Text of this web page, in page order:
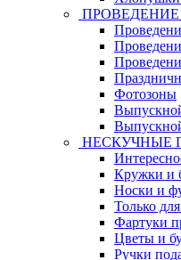
Фотозоны
НЕСКУЧНЫЕ
Кружки и
Носки и
Только
Фартуки
Цветы и
Ручки